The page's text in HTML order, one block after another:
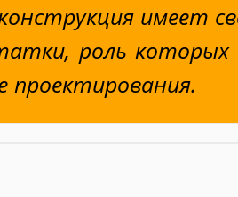
имеет
роль которых
проектирования.